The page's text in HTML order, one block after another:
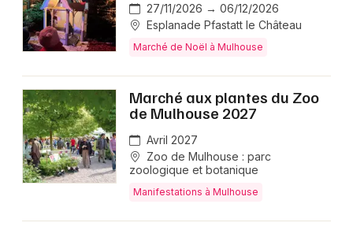
27/11/2026 → 06/12/2026
Esplanade Pfastatt le Château
Marché de Noël à Mulhouse
Marché aux plantes du Zoo
de Mulhouse 2027
Avril 2027
Zoo de Mulhouse : parc
zoologique et botanique
Manifestations à Mulhouse